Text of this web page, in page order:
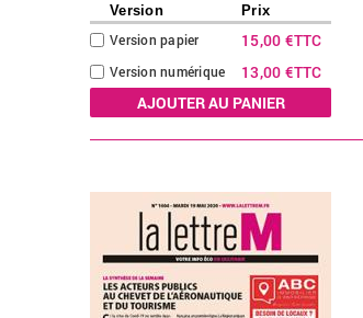
Version Prix
Version papier 15,00 €TTC
Version numérique 13,00 €TTC